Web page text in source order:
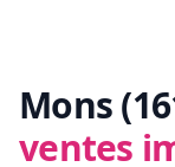
Mons
ventes